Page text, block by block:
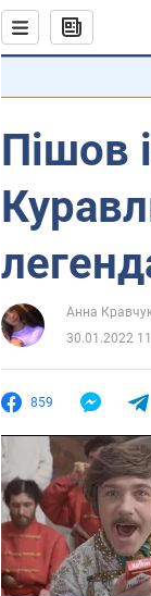
Пішов
Анна
30.01.2022
859